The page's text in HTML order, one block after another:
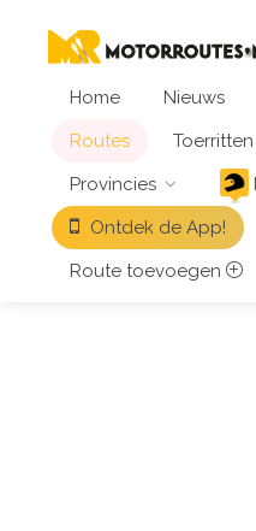
Home
Nieuws
Routes
Toerritten
Provincies
Ontdek de App!
Route toevoegen